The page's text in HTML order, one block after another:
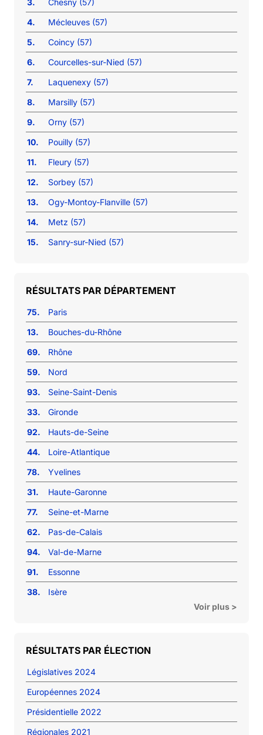
3.
Chesny (57)
4.
Mécleuves (57)
5.
Coincy (57)
6.
Courcelles-sur-Nied (57)
7.
Laquenexy (57)
8.
Marsilly (57)
9.
Orny (57)
10.
Pouilly (57)
11.
Fleury (57)
12.
Sorbey (57)
13.
Ogy-Montoy-Flanville (57)
14.
Metz (57)
15.
Sanry-sur-Nied (57)
RÉSULTATS PAR DÉPARTEMENT
75.
Paris
13.
Bouches-du-Rhône
69.
Rhône
59.
Nord
93.
Seine-Saint-Denis
33.
Gironde
92.
Hauts-de-Seine
44.
Loire-Atlantique
78.
Yvelines
31.
Haute-Garonne
77.
Seine-et-Marne
62.
Pas-de-Calais
94.
Val-de-Marne
91.
Essonne
38.
Isère
Voir plus >
RÉSULTATS PAR ÉLECTION
Législatives 2024
Européennes 2024
Présidentielle 2022
Régionales 2021